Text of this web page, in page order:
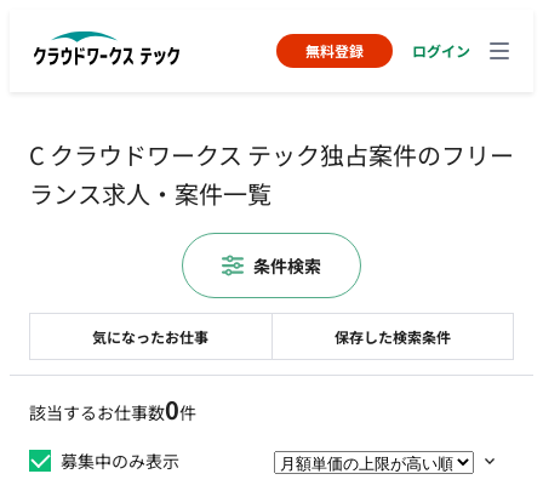
無料登録 ログイン
C クラウドワークス テック独占案件のフリー
ランス求人・案件一覧
該当するお仕事数0件
募集中のみ表示
気になったお仕事 保存した検索条件
条件検索